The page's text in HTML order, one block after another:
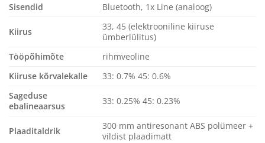
Sisendid
Bluetooth, 1x Line (analoog)
Kiirus
33, 45 (elektrooniline kiiruse
ümberlülitus)
Tööpõhimõte
rihmveoline
Kiiruse kõrvalekalle
33: 0.7% 45: 0.6%
Sageduse
ebalineaarsus
33: 0.25% 45: 0.23%
Plaaditaldrik
300 mm antiresonant ABS polümeer +
vildist plaadimatt